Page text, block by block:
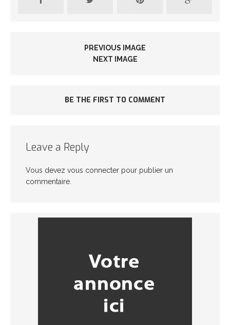
PREVIOUS IMAGE
NEXT IMAGE
BE THE FIRST TO COMMENT
Leave a Reply
Vous devez vous connecter pour publier un
commentaire.